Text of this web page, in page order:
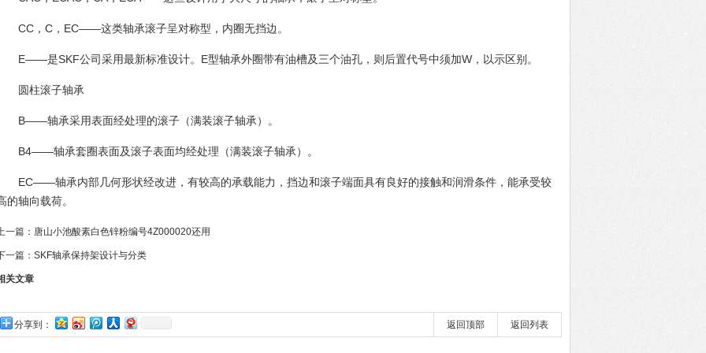
CC，C，EC——这类轴承滚子呈对称型，内圈无挡边。
E——是SKF公司采用最新标准设计。E型轴承外圈带有油槽及三个油孔，则后置代号中须加W，以示区别。
圆柱滚子轴承
B——轴承采用表面经处理的滚子（满装滚子轴承）。
B4——轴承套圈表面及滚子表面均经处理（满装滚子轴承）。
EC——轴承内部几何形状经改进，有较高的承载能力，挡边和滚子端面具有良好的接触和润滑条件，能承受较
的轴向载荷。
一篇： 唐山小池酸素白色锌粉编号4Z000020还用
？一篇： SKF轴承保持架设计与分类
关文章
分享到： 返回列表
返回顶部